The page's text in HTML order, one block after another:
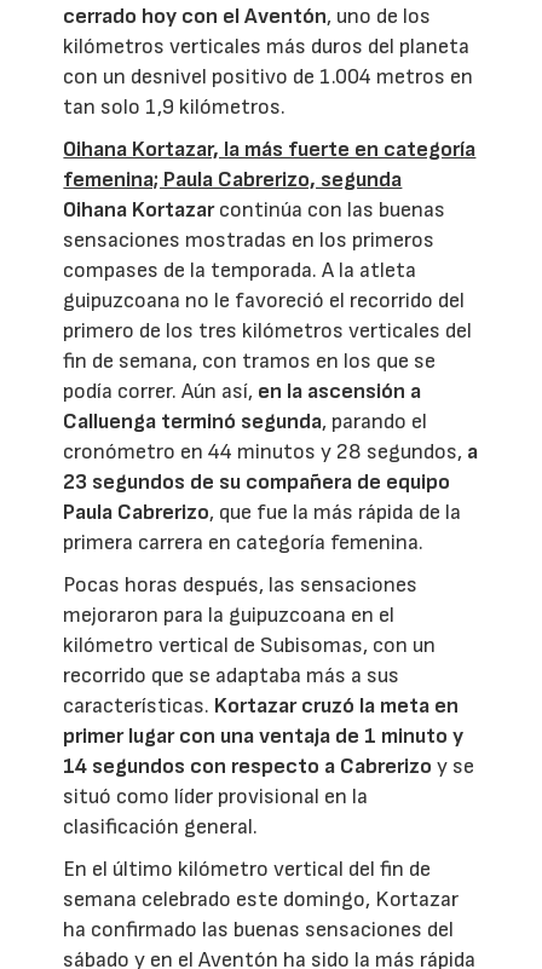
cerrado hoy con el Aventón, uno de los
kilómetros verticales más duros del planeta
con un desnivel positivo de 1.004 metros en
tan solo 1,9 kilómetros.
Oihana Kortazar, la más fuerte en categoría
femenina; Paula Cabrerizo, segunda
Oihana Kortazarcontinúa con las buenas
sensaciones mostradas en los primeros
compases de la temporada. A la atleta
guipuzcoana no le favoreció el recorrido del
primero de los tres kilómetros verticales del
fin de semana, con tramos en los que se
podía correr. Aún así, en la ascensión a
Calluenga terminó segunda, parando el
cronómetro en 44 minutos y 28 segundos, a
23 segundos de su compañera de equipo
Paula Cabrerizo, que fue la más rápida de la
primera carrera en categoría femenina.
Pocas horas después, las sensaciones
mejoraron para la guipuzcoana en el
kilómetro vertical de Subisomas, con un
recorrido que se adaptaba más a sus
características. Kortazar cruzó la meta en
primer lugar con una ventaja de 1 minuto y
14 segundos con respecto a Cabrerizo y se
situó como líder provisional en la
clasificación general.
En el último kilómetro vertical del fin de
semana celebrado este domingo, Kortazar
ha confirmado las buenas sensaciones del
sábado y en el Aventón ha sido la más rápida